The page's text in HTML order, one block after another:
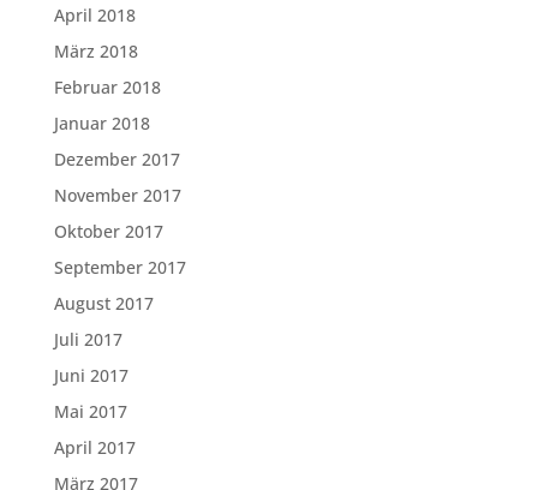
April 2018
März 2018
Februar 2018
Januar 2018
Dezember 2017
November 2017
Oktober 2017
September 2017
August 2017
Juli 2017
Juni 2017
Mai 2017
April 2017
März 2017